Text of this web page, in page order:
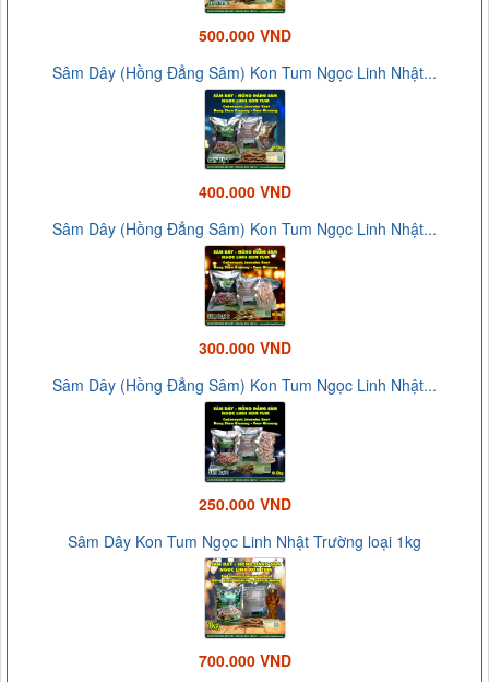
500.000 VND
Sâm Dây (Hồng Đẳng Sâm) Kon Tum Ngọc Linh Nhật...
400.000 VND
Sâm Dây (Hồng Đẳng Sâm) Kon Tum Ngọc Linh Nhật...
300.000 VND
Sâm Dây (Hồng Đẳng Sâm) Kon Tum Ngọc Linh Nhật...
250.000 VND
Sâm Dây Kon Tum Ngọc Linh Nhật Trường loại 1kg
700.000 VND